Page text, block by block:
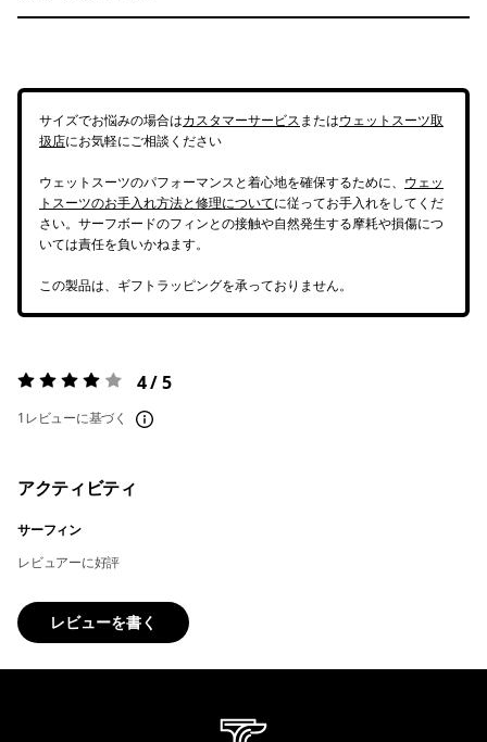
サイズでお悩みの場合はカスタマーサービスまたはウェットスーツ取
扱店にお気軽にご相談ください
ウェットスーツのパフォーマンスと着心地を確保するために、 ウェッ
トスーツのお手入れ方法と修理についてに従ってお手入れをしてくだ
さい。サーフボードのフィンとの接触や自然発生する摩耗や損傷につ
いては責任を負いかねます。
この製品は、ギフトラッピングを承っておりません。
評価:4 / 5 4 / 5
1レビューに基づく
アクティビティ
サーフィン
レビュアーに好評
レビューを書く